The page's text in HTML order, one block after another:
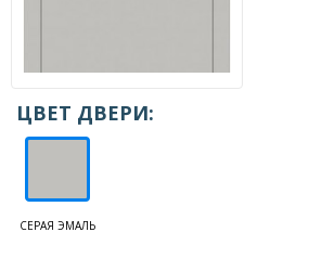
ЦВЕТ ДВЕРИ:
СЕРАЯ ЭМАЛЬ